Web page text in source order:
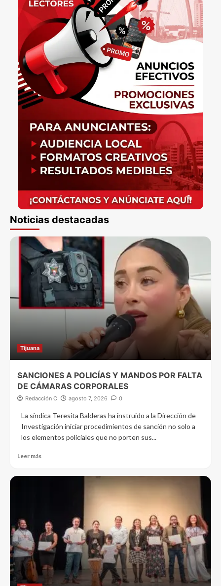
Noticias destacadas
Tijuana
SANCIONES A POLICÍAS Y MANDOS POR FALTA
DE CÁMARAS CORPORALES
Redacción C agosto 7, 2026 0
La síndica Teresita Balderas ha instruido a la Dirección de
Investigación iniciar procedimientos de sanción no solo a
los elementos policiales que no porten sus...
Leer más